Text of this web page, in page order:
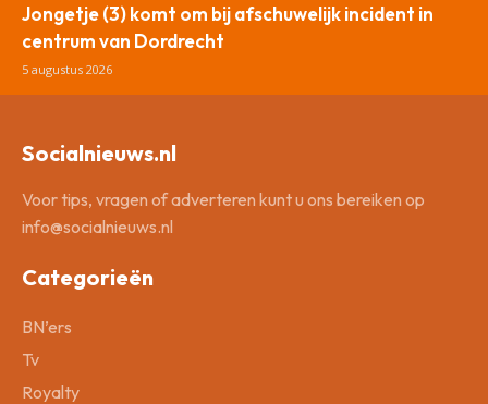
Jongetje (3) komt om bij afschuwelijk incident in
centrum van Dordrecht
5 augustus 2026
Socialnieuws.nl
Voor tips, vragen of adverteren kunt u ons bereiken op
info@socialnieuws.nl
Categorieën
BN’ers
Tv
Royalty